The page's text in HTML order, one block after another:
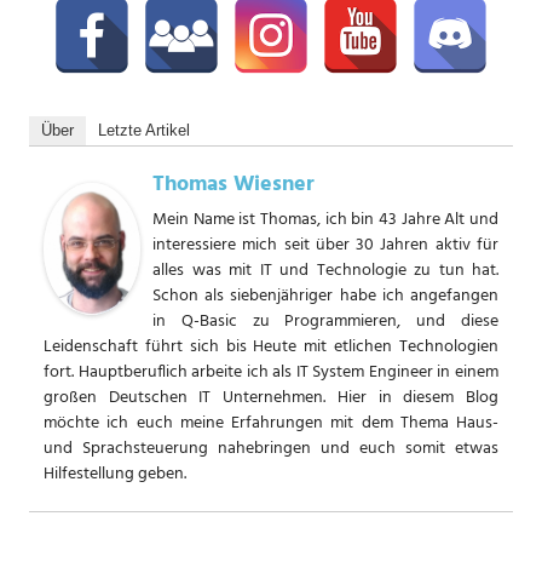
Über Letzte Artikel
Thomas Wiesner
Mein Name ist Thomas, ich bin 43 Jahre Alt und
interessiere mich seit über 30 Jahren aktiv für
alles was mit IT und Technologie zu tun hat.
Schon als siebenjähriger habe ich angefangen
in Q-Basic zu Programmieren, und diese
Leidenschaft führt sich bis Heute mit etlichen Technologien
fort. Hauptberuflich arbeite ich als IT System Engineer in einem
großen Deutschen IT Unternehmen. Hier in diesem Blog
möchte ich euch meine Erfahrungen mit dem Thema Haus-
und Sprachsteuerung nahebringen und euch somit etwas
Hilfestellung geben.